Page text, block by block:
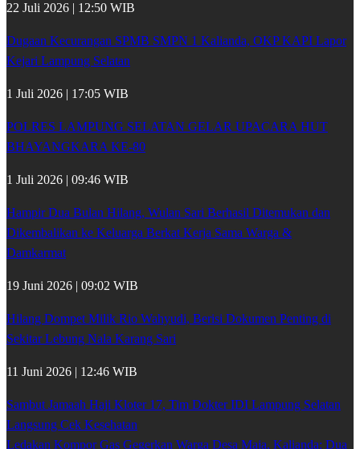
22 Juli 2026 | 12:50 WIB
Dugaan Kecurangan SPMB SMPN 1 Kalianda, OKP KAPI Lapor
Kejari Lampung Selatan
1 Juli 2026 | 17:05 WIB
POLRES LAMPUNG SELATAN GELAR UPACARA HUT
BHAYANGKARA KE-80
1 Juli 2026 | 09:46 WIB
Hampir Dua Bulan Hilang, Wulan Sari Berhasil Ditemukan dan
Dikembalikan ke Keluarga Berkat Kerja Sama Warga &
Damkarmat
19 Juni 2026 | 09:02 WIB
Hilang Dompet Milik Rio Wahyudi, Berisi Dokumen Penting di
Sekitar Lebung Nala Karang Sari
11 Juni 2026 | 12:46 WIB
Sambut Jamaah Haji Kloter 17, Tim Dokter IDI Lampung Selatan
Langsung Cek Kesehatan
Ledakan Kompor Gas Gegerkan Warga Desa Maja, Kalianda: Dua